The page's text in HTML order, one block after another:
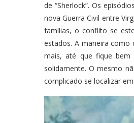
de “Sherlock”. Os
nova Guerra Civil entre
famílias, o conflito se
estados. A maneira
mais, até que fique
solidamente. O mesmo
complicado se localizar